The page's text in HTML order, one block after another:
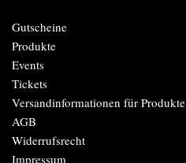
Gutscheine
Produkte
Events
Tickets
Versandinformationen für Produkte
AGB
Widerrufsrecht
Impressum